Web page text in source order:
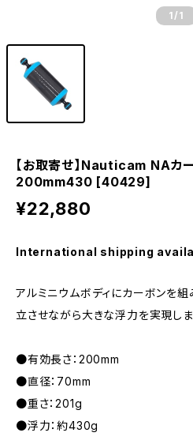
1 /1
【お取寄せ】Nauticam NAカ
200mm430 [40429]
¥22,880
International shipping
アルミニウムボディにカーボンを
立させながら大きな浮力を実現しま
●有効長さ：200mm
●直径：70mm
●重さ：201g
●浮力：約430g